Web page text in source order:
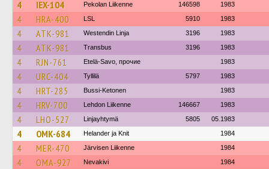
4 IEX-104 Pekolan Liikenne 146598 1983
4 HRA-400 LSL 5910 1983
4 ATK-981 Westendin Linja 3196 1983
4 ATK-981 Transbus 3196 1983
4 RJN-761 Etelä-Savo, прочие 1983
4 URC-404 Tyllilä 5797 1983
4 HRT-285 Bussi-Ketonen 1983
4 HRV-700 Lehdon Liikenne 146667 1983
4 LHO-527 Linjayhtymä 5805 05.1983
4 OMK-684 Helander ja Knit 1984
4 MER-470 Järvisen Liikenne 1984
4 OMA-927 Nevakivi 1984